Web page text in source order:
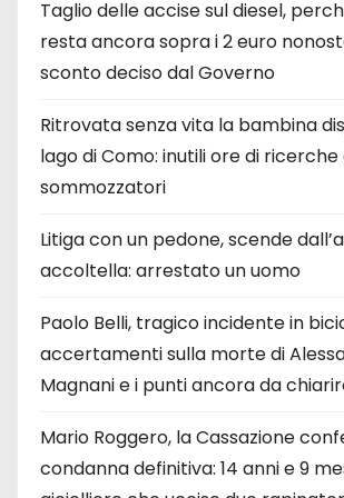
Taglio delle accise sul diesel,
resta ancora sopra i 2 euro
sconto deciso dal Governo
Ritrovata senza vita la bambina
lago di Como: inutili ore di ricerche
sommozzatori
Litiga con un pedone, scende
accoltella: arrestato un uomo
Paolo Belli, tragico incidente in
accertamenti sulla morte di
Magnani e i punti ancora da
Mario Roggero, la Cassazione
condanna definitiva: 14 anni e 9